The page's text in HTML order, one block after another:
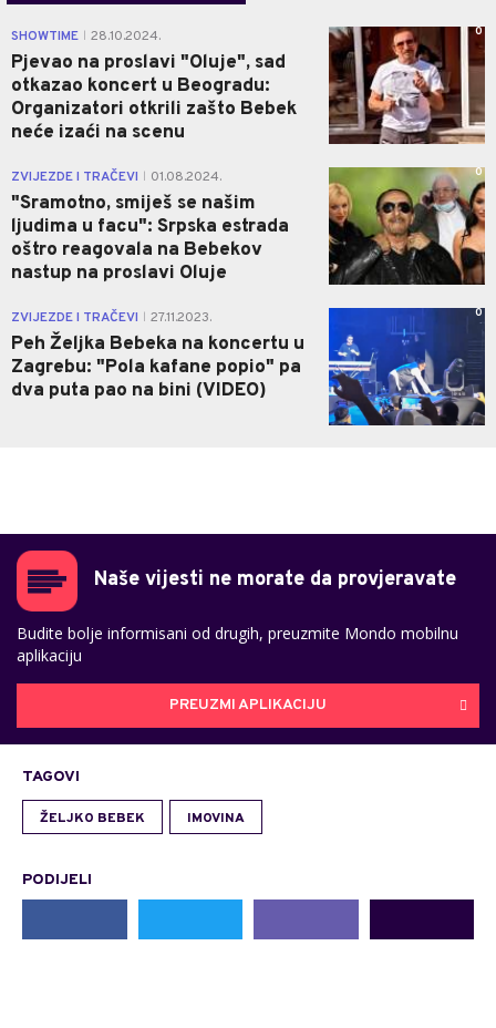
SHOWTIME 28.10.2024.
Pjevao na proslavi "Oluje", sad
otkazao koncert u Beogradu:
Organizatori otkrili zašto Bebek
neće izaći na scenu
0
ZVIJEZDE I TRAČEVI 01.08.2024.
"Sramotno, smiješ se našim
ljudima u facu": Srpska estrada
oštro reagovala na Bebekov
nastup na proslavi Oluje
0
ZVIJEZDE I TRAČEVI 27.11.2023.
Peh Željka Bebeka na koncertu u
Zagrebu: "Pola kafane popio" pa
dva puta pao na bini (VIDEO)
0
Naše vijesti ne morate da provjeravate
Budite bolje informisani od drugih, preuzmite Mondo mobilnu
aplikaciju
PREUZMI APLIKACIJU
TAGOVI
ŽELJKO BEBEK IMOVINA
PODIJELI